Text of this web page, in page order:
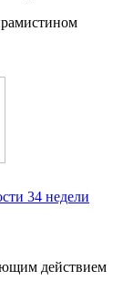
34 недели
действием